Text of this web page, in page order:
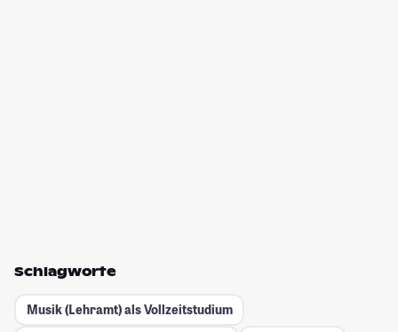
Schlagworte
Musik (Lehramt) als Vollzeitstudium